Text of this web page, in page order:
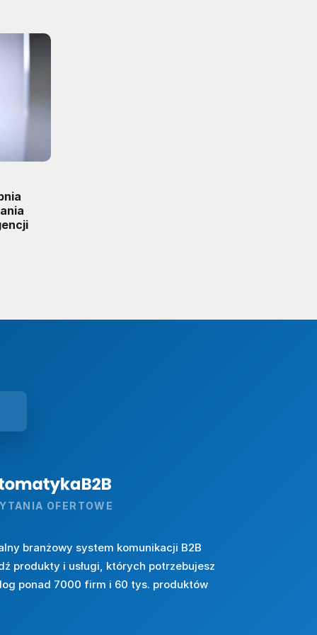
OFERTOWE
branżowy system komunikacji B2B
produkty i usługi, których potrzebujesz
ponad 7000 firm i 60 tys. produktów